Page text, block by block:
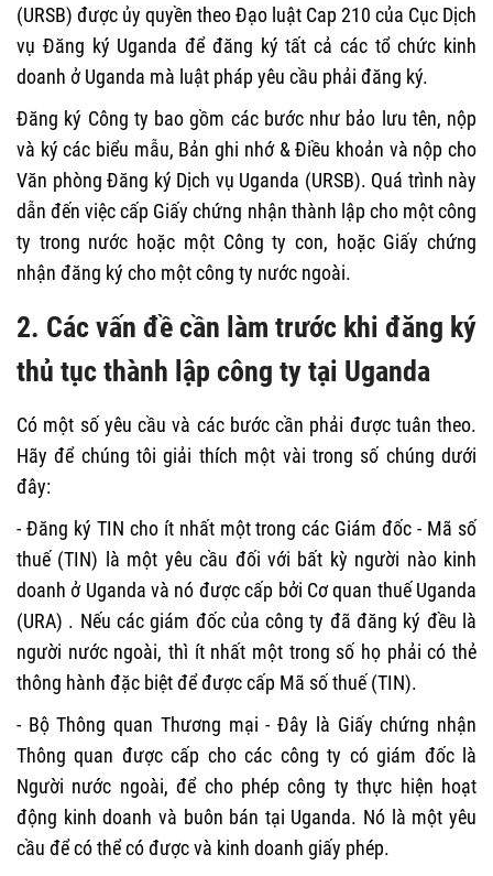
(URSB) được ủy quyền theo Đạo luật Cap 210 của Cục Dịch
vụ Đăng ký Uganda để đăng ký tất cả các tổ chức kinh
doanh ở Uganda mà luật pháp yêu cầu phải đăng ký.
Đăng ký Công ty bao gồm các bước như bảo lưu tên, nộp
và ký các biểu mẫu, Bản ghi nhớ & Điều khoản và nộp cho
Văn phòng Đăng ký Dịch vụ Uganda (URSB). Quá trình này
dẫn đến việc cấp Giấy chứng nhận thành lập cho một công
ty trong nước hoặc một Công ty con, hoặc Giấy chứng
nhận đăng ký cho một công ty nước ngoài.
2. Các vấn đề cần làm trước khi đăng ký
thủ tục thành lập công ty tại Uganda
Có một số yêu cầu và các bước cần phải được tuân theo.
Hãy để chúng tôi giải thích một vài trong số chúng dưới
đây:
- Đăng ký TIN cho ít nhất một trong các Giám đốc - Mã số
thuế (TIN) là một yêu cầu đối với bất kỳ người nào kinh
doanh ở Uganda và nó được cấp bởi Cơ quan thuế Uganda
(URA) . Nếu các giám đốc của công ty đã đăng ký đều là
người nước ngoài, thì ít nhất một trong số họ phải có thẻ
thông hành đặc biệt để được cấp Mã số thuế (TIN).
- Bộ Thông quan Thương mại - Đây là Giấy chứng nhận
Thông quan được cấp cho các công ty có giám đốc là
Người nước ngoài, để cho phép công ty thực hiện hoạt
động kinh doanh và buôn bán tại Uganda. Nó là một yêu
cầu để có thể có được và kinh doanh giấy phép.